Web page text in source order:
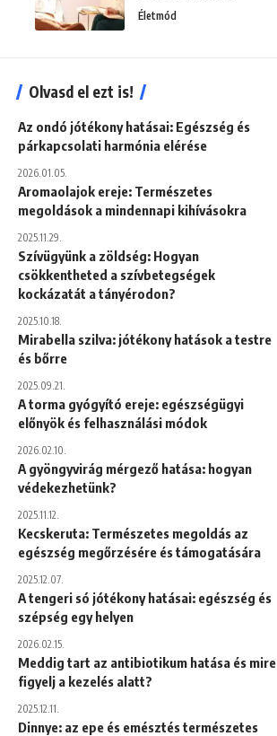
Életmód
Olvasd el ezt is!
Az ondó jótékony hatásai: Egészség és
párkapcsolati harmónia elérése
2026.01.05.
Aromaolajok ereje: Természetes
megoldások a mindennapi kihívásokra
2025.11.29.
Szívügyünk a zöldség: Hogyan
csökkentheted a szívbetegségek
kockázatát a tányérodon?
2025.10.18.
Mirabella szilva: jótékony hatások a testre
és bőrre
2025.09.21.
A torma gyógyító ereje: egészségügyi
előnyök és felhasználási módok
2026.02.10.
A gyöngyvirág mérgező hatása: hogyan
védekezhetünk?
2025.11.12.
Kecskeruta: Természetes megoldás az
egészség megőrzésére és támogatására
2025.12.07.
A tengeri só jótékony hatásai: egészség és
szépség egy helyen
2026.02.15.
Meddig tart az antibiotikum hatása és mire
figyelj a kezelés alatt?
2025.12.11.
Dinnye: az epe és emésztés természetes